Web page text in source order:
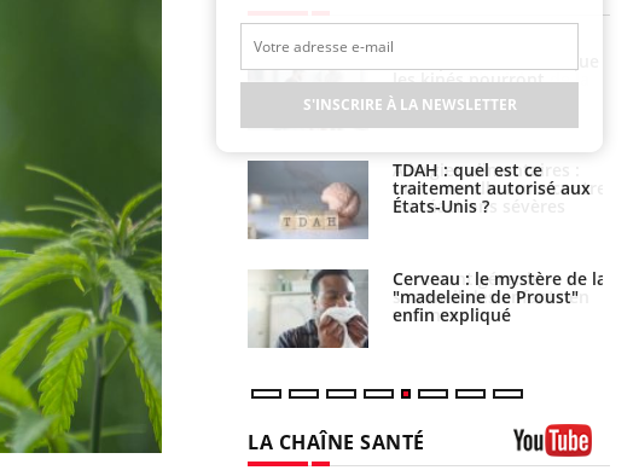
Allergies alimentaires :
une nouvelle arme contre
les réactions sévères
Comment gérer le
sommeil des enfants en
vacances ?
les kinés pourront
bientôt faire
TDAH : quel est ce
traitement autorisé aux
États-Unis ?
Cerveau : le mystère de la
"madeleine de Proust"
enfin expliqué
LA CHAÎNE SANTÉ
S'INSCRIRE À LA NEWSLETTER